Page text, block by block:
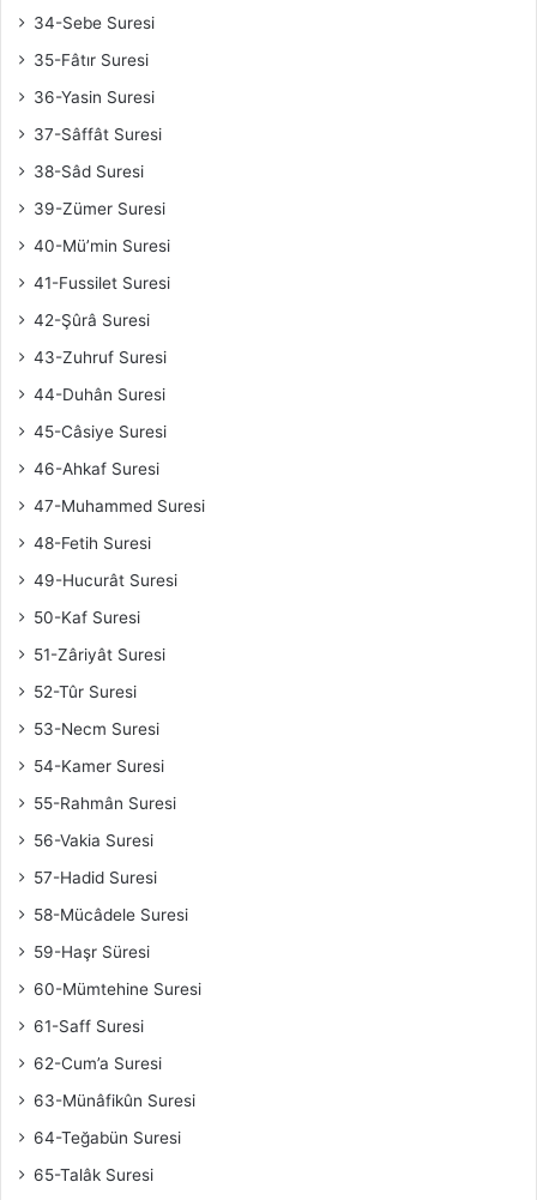
34-Sebe Suresi
35-Fâtır Suresi
36-Yasin Suresi
37-Sâffât Suresi
38-Sâd Suresi
39-Zümer Suresi
40-Mü’min Suresi
41-Fussilet Suresi
42-Şûrâ Suresi
43-Zuhruf Suresi
44-Duhân Suresi
45-Câsiye Suresi
46-Ahkaf Suresi
47-Muhammed Suresi
48-Fetih Suresi
49-Hucurât Suresi
50-Kaf Suresi
51-Zâriyât Suresi
52-Tûr Suresi
53-Necm Suresi
54-Kamer Suresi
55-Rahmân Suresi
56-Vakia Suresi
57-Hadid Suresi
58-Mücâdele Suresi
59-Haşr Süresi
60-Mümtehine Suresi
61-Saff Suresi
62-Cum’a Suresi
63-Münâfikûn Suresi
64-Teğabün Suresi
65-Talâk Suresi